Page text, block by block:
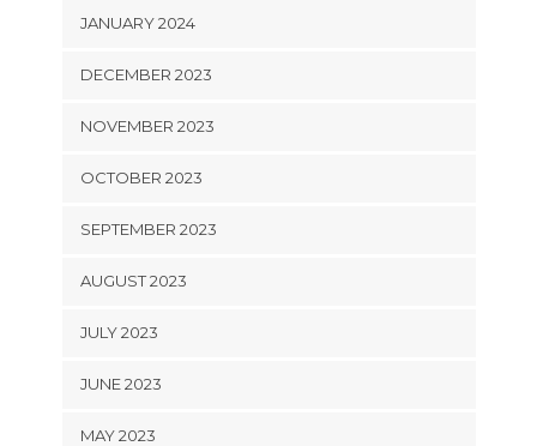
JANUARY 2024
DECEMBER 2023
NOVEMBER 2023
OCTOBER 2023
SEPTEMBER 2023
AUGUST 2023
JULY 2023
JUNE 2023
MAY 2023